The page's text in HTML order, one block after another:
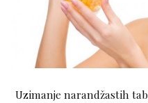
Uzimanje narandžastih